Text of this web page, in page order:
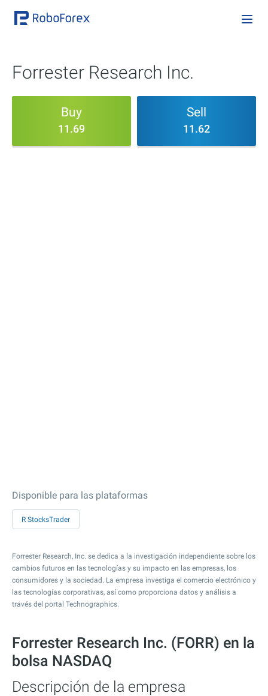
Forrester Research Inc.
Buy
11.69
Sell
11.62
Disponible para las plataformas
R StocksTrader
Forrester Research, Inc. se dedica a la investigación independiente sobre los
cambios futuros en las tecnologías y su impacto en las empresas, los
consumidores y la sociedad. La empresa investiga el comercio electrónico y
las tecnologías corporativas, así como proporciona datos y análisis a
través del portal Technographics.
Forrester Research Inc. (FORR) en la
bolsa NASDAQ
Descripción de la empresa